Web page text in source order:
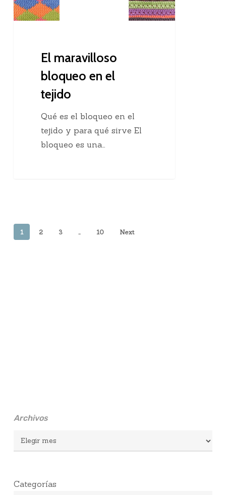
tejido
El maravilloso
bloqueo en el
tejido
Qué es el bloqueo en el
tejido y para qué sirve El
bloqueo es una…
1 2 3 … 10 Next
Archivos
Archivos
Categorías